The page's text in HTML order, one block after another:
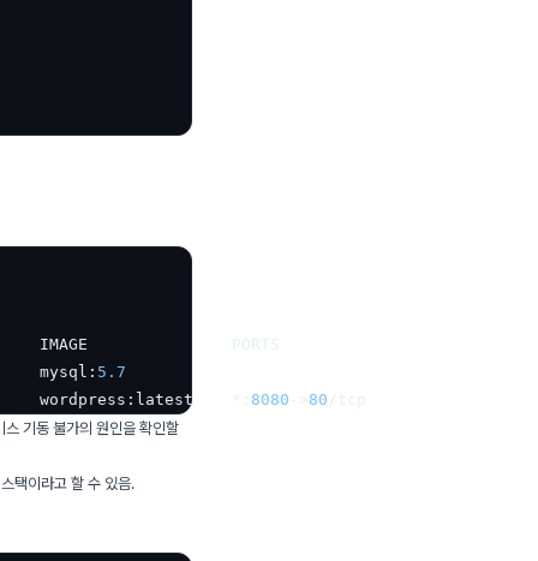
PORTS
mysql:
5.7
wordpress:latest    *:
8080 -> 80
스 기동 불가의 원인을 확인할
택이라고 할 수 있음.